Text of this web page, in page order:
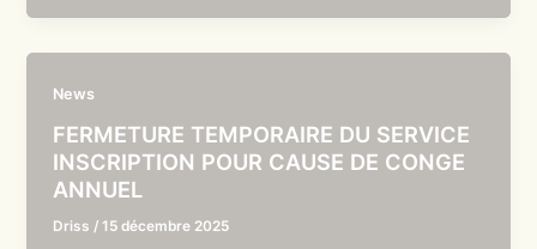
News
FERMETURE TEMPORAIRE DU SERVICE
INSCRIPTION POUR CAUSE DE CONGE
ANNUEL
Driss /15 décembre 2025